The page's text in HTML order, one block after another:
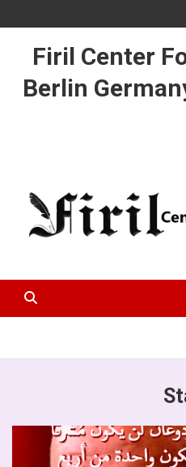
Firil Center
Berlin